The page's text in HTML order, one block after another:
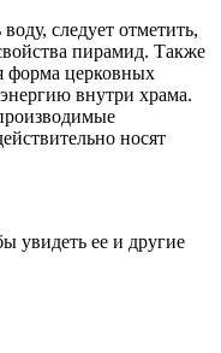
следует отметить,
пирамид. Также
форма церковных
внутри храма.
носят
увидеть ее и другие